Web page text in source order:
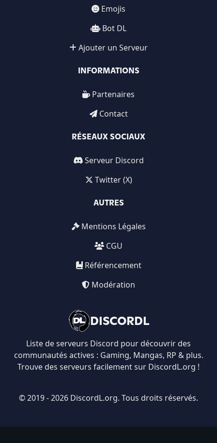
DISCORDL
Liste de serveurs Discord pour découvrir des
communautés actives : Gaming, Mangas, RP & plus.
Trouve des serveurs facilement sur DiscordL.org !
Emojis
Bot DL
Ajouter un Serveur
INFORMATIONS
Partenaires
Contact
RÉSEAUX SOCIAUX
Serveur Discord
Twitter (X)
AUTRES
Mentions Légales
CGU
Référencement
Modération
© 2019 - 2026 DiscordL.org. Tous droits réservés.